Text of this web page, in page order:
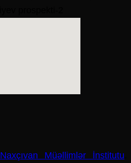
Naxçıvan Müəllimlər İnstitutu